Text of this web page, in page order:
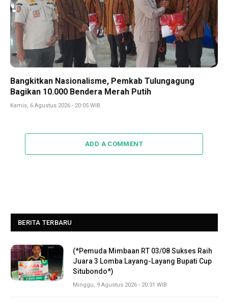
Bangkitkan Nasionalisme, Pemkab Tulungagung
Bagikan 10.000 Bendera Merah Putih
Kamis, 6 Agustus 2026 - 20:05 WIB
ADD A COMMENT
BERITA TERBARU
(*Pemuda Mimbaan RT 03/08 Sukses Raih
Juara 3 Lomba Layang-Layang Bupati Cup
Situbondo*)
Minggu, 9 Agustus 2026 - 20:31 WIB